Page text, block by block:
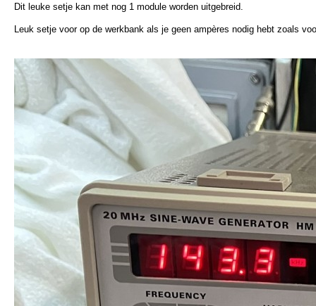
Dit leuke setje kan met nog 1 module worden uitgebreid.
Leuk setje voor op de werkbank als je geen ampères nodig hebt zoals